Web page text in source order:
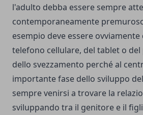
l'adulto debba essere sempre
contemporaneamente
esempio deve essere
telefono cellulare, del tablet o
dello svezzamento perché al
importante fase dello sviluppo
sempre venirsi a trovare la
sviluppando tra il genitore e il